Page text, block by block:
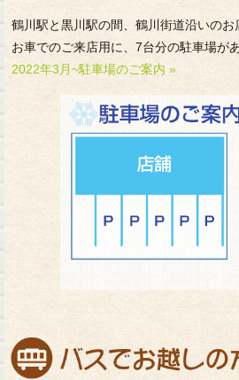
鶴川駅と黒川駅の間、鶴川街道沿いのお
お車でのご来店用に、7台分の駐車場が
2022年3月~駐車場のご案内 »